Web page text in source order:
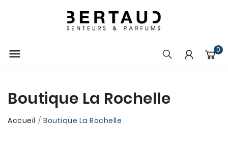
 0
Boutique La Rochelle
Accueil Boutique La Rochelle